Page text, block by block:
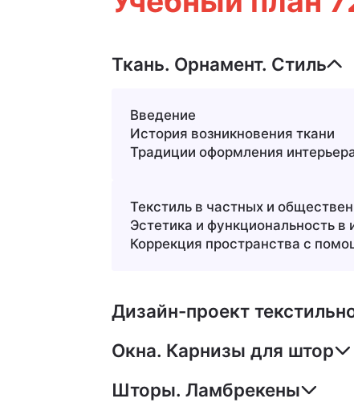
Ткань. Орнамент. Стиль
Введение
История возникновения ткани
Традиции оформления
Текстиль в частных и
Эстетика и функциональность в
Коррекция пространства с
Дизайн-проект
Окна. Карнизы для штор
Шторы. Ламбрекены